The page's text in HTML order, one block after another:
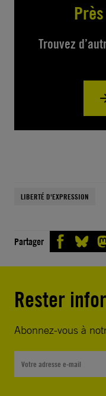
Trouvez
LIBERTÉ D'EXPRESSION
Partager
Rester
Abonnez-vous à